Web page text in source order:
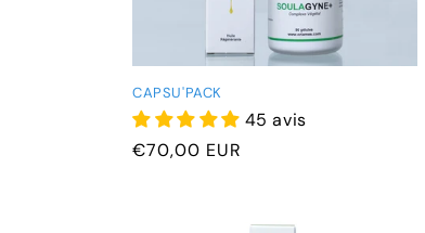
i
o
CAPSU'PACK
45 avis
Prix
€70,00 EUR